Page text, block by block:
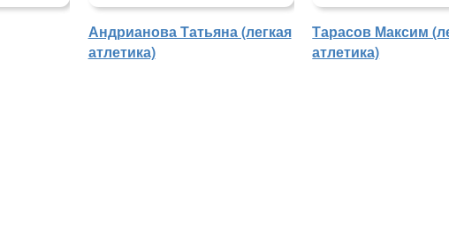
Андрианова Татьяна (легкая
атлетика)
Тарасов Максим
атлетика)